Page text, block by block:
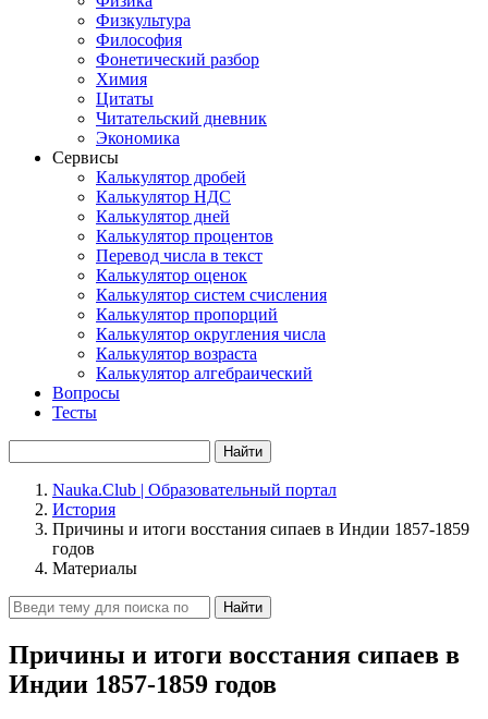
Физкультура
Философия
Фонетический разбор
Химия
Цитаты
Читательский дневник
Экономика
Сервисы
Калькулятор дробей
Калькулятор НДС
Калькулятор дней
Калькулятор процентов
Перевод числа в текст
Калькулятор оценок
Калькулятор систем счисления
Калькулятор пропорций
Калькулятор округления числа
Калькулятор возраста
Калькулятор алгебраический
Вопросы
Тесты
Найти
Nauka.Club | Образовательный портал
История
Причины и итоги восстания сипаев в Индии 1857-1859
годов
Материалы
Найти
Причины и итоги восстания сипаев в
Индии 1857-1859 годов